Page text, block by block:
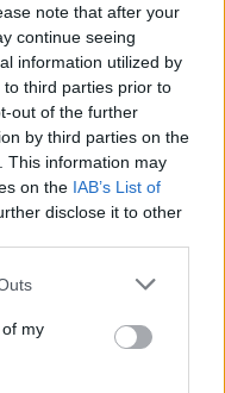
note that after your
continue seeing
information utilized by
third parties prior to
out of the further
by third parties on the
This information may
on the IAB’s List of
disclose it to other
one or more Google
You may click to
its third-party tags to
in below Google
my
kétséges ezek
ki lehetett volna
utánanéztem és